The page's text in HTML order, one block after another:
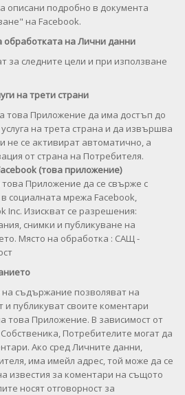
описани подробно в документа
на Facebook.
на Лични данни
за следните цели и при използване
на трети страни
това Приложение да има достъп до
на трета страна и да извършва
не се активират автоматично, а
от страна на Потребителя.
(това приложение)
това Приложение да се свърже с
социалната мрежа Facebook,
Inc. Изискват се разрешения:
снимки и публикуване на
Място на обработка : САЩ -
на съдържание позволяват на
и публикуват своите коментари
това Приложение. В зависимост от
Потребителите могат да
Ако сред Личните данни,
има имейл адрес, той може да се
известия за коментари на същото
носят отговорност за